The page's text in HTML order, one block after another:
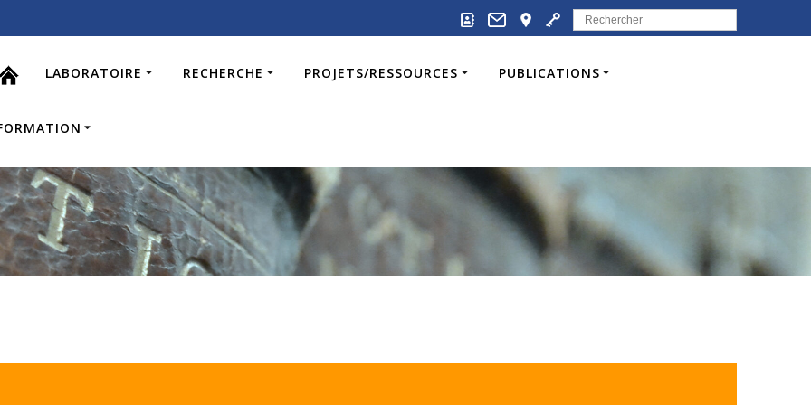
Search
for:
LABORATOIRE RECHERCHE PROJETS/RESSOURCES PUBLICATIONS